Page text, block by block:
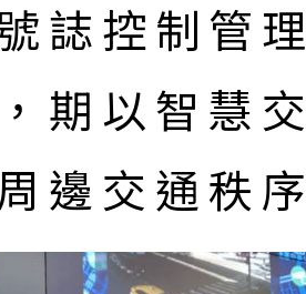
誌控制管
期以智慧
邊交通秩